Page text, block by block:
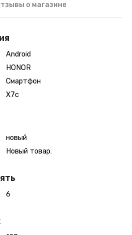
о магазине
Android
HONOR
Смартфон
X7c
новый
Новый товар.
6